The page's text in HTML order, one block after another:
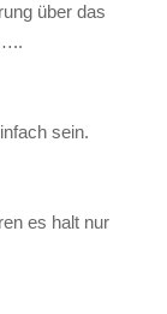
über das
sein.
es halt nur